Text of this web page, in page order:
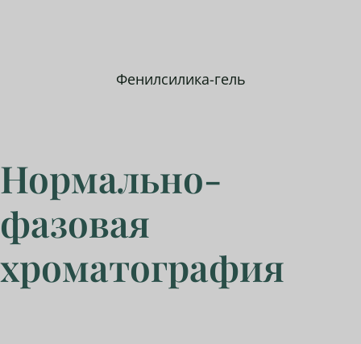
Фенилсилика-гель
Нормально-
фазовая
хроматография